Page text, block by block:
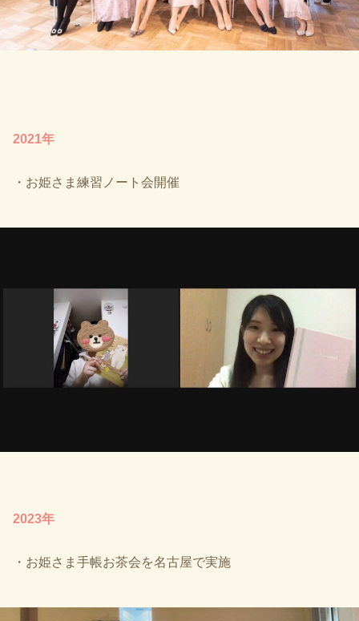
2021年
・お姫さま練習ノート会開催
2023年
・お姫さま手帳お茶会を名古屋で実施